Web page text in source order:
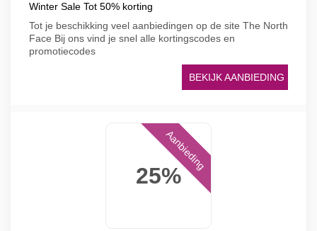
Winter Sale Tot 50% korting
Tot je beschikking veel aanbiedingen op de site The North
Face Bij ons vind je snel alle kortingscodes en
promotiecodes
BEKIJK AANBIEDING
25%
Aanbieding